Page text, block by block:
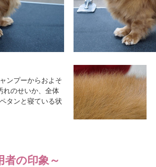
ンプーからおよそ
れのせいか、全体
タンと寝ている状
者の印象～